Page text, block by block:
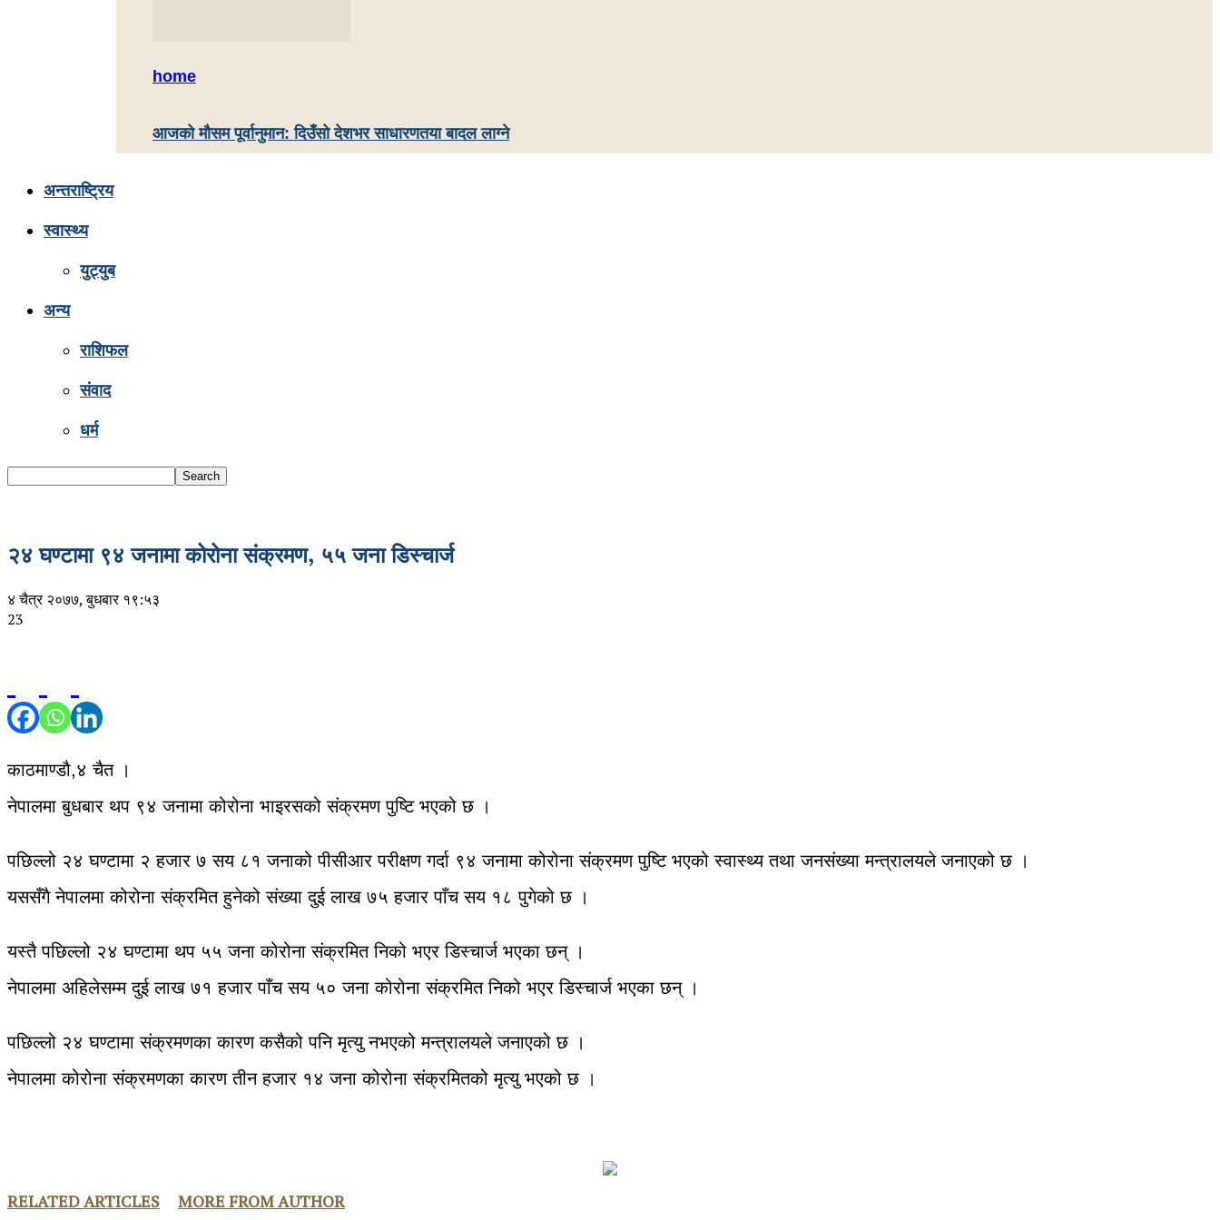
home
आजको मौसम पूर्वानुमान: दिउँसो देशभर साधारणतया बादल लाग्ने
अन्तराष्ट्रिय
स्वास्थ्य
युट्युब
अन्य
राशिफल
संवाद
धर्म
२४ घण्टामा ९४ जनामा कोरोना संक्रमण, ५५ जना डिस्चार्ज
४ चैत्र २०७७, बुधबार १९:५३
23
काठमाण्डौ,४ चैत ।
नेपालमा बुधबार थप ९४ जनामा कोरोना भाइरसको संक्रमण पुष्टि भएको छ ।
पछिल्लो २४ घण्टामा २ हजार ७ सय ८१ जनाको पीसीआर परीक्षण गर्दा ९४ जनामा कोरोना संक्रमण पुष्टि भएको स्वास्थ्य तथा जनसंख्या मन्त्रालयले जनाएको छ ।
यससँगै नेपालमा कोरोना संक्रमित हुनेको संख्या दुई लाख ७५ हजार पाँच सय १८ पुगेको छ ।
यस्तै पछिल्लो २४ घण्टामा थप ५५ जना कोरोना संक्रमित निको भएर डिस्चार्ज भएका छन् ।
नेपालमा अहिलेसम्म दुई लाख ७१ हजार पाँच सय ५० जना कोरोना संक्रमित निको भएर डिस्चार्ज भएका छन् ।
पछिल्लो २४ घण्टामा संक्रमणका कारण कसैको पनि मृत्यु नभएको मन्त्रालयले जनाएको छ ।
नेपालमा कोरोना संक्रमणका कारण तीन हजार १४ जना कोरोना संक्रमितको मृत्यु भएको छ ।
RELATED ARTICLES MORE FROM AUTHOR